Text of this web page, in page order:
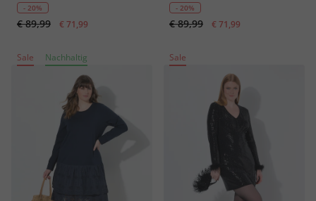
Langarm
- 20%
€ 89,99 € 71,99
- 20%
€ 89,99 € 71,99
Sale Nachhaltig Sale